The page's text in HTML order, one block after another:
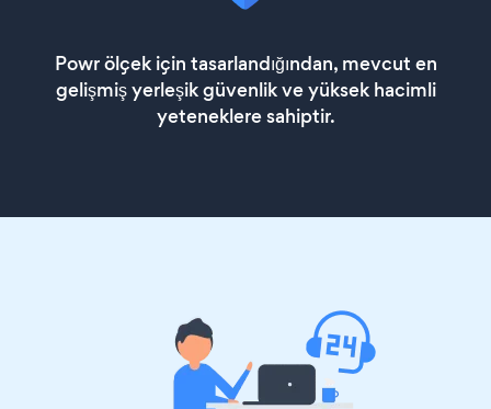
Powr ölçek için tasarlandığından, mevcut en
gelişmiş yerleşik güvenlik ve yüksek hacimli
yeteneklere sahiptir.